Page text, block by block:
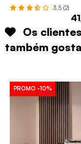
3.5 (2)
Os
também
PROMO -10%